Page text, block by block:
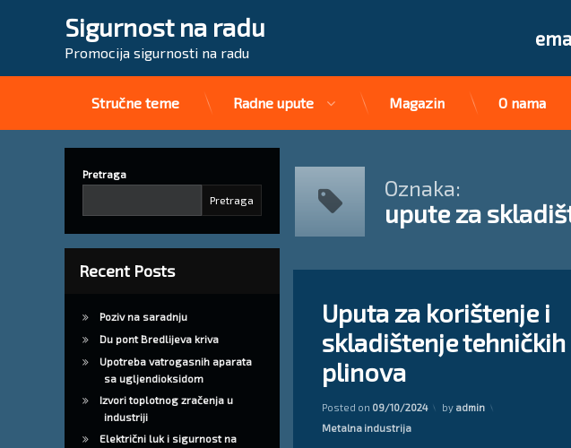
Preskoči
Sigurnost na radu
Promocija sigurnosti na radu
Tel:
Stručne teme Radne upute Magazin O nama
Oznaka:
upute za
Uputa za korištenje i
skladištenje tehničkih
plinova
Posted on 09/10/2024 by admin
Kategorije:
Metalna industrija
tehnički plinovi
upute
upute za skladištenje
Pretraga
Pretraga
Recent Posts
Poziv na saradnju
Du pont Bredlijeva kriva
Upotreba vatrogasnih aparata
sa ugljendioksidom
Izvori toplotnog zračenja u
industriji
Električni luk i sigurnost na